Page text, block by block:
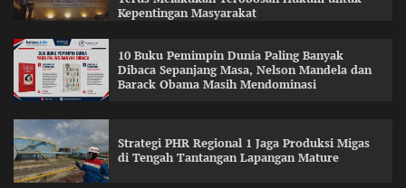
Kepentingan Masyarakat
10 Buku Pemimpin Dunia Paling Banyak
Dibaca Sepanjang Masa, Nelson Mandela dan
Barack Obama Masih Mendominasi
Strategi PHR Regional 1 Jaga Produksi Migas
di Tengah Tantangan Lapangan Mature